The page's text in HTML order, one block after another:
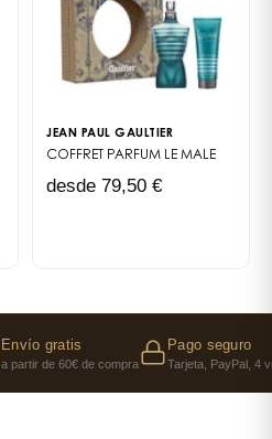
JEAN PAUL GAULTIER
COFFRET PARFUM LE MALE
desde 79,50 €
Envío gratis
a partir de 60€ de compra
Pago seguro
Tarjeta, PayPal, 4